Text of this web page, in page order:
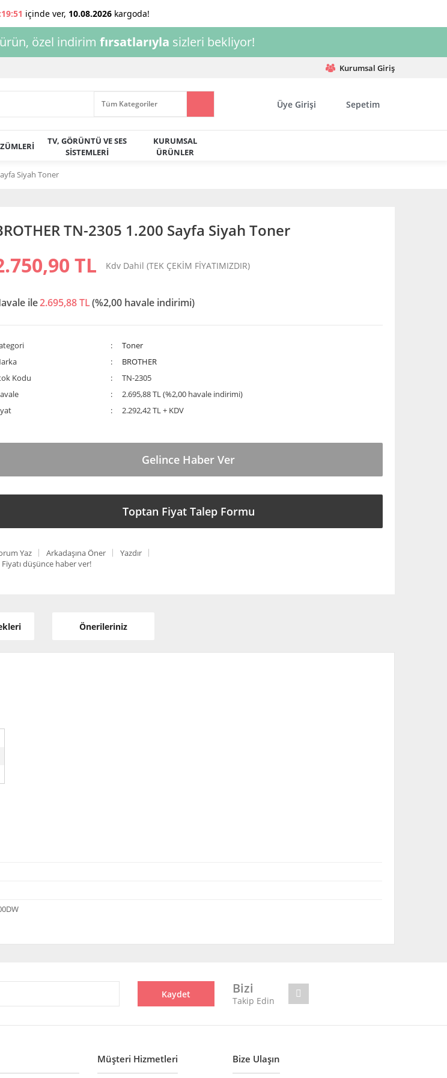
özel indirim fırsatlarıyla sizleri bekliyor!
Kurumsal Giriş
Üye Girişi Sepetim
TV, GÖRÜNTÜ VE SES
SİSTEMLERİ
KURUMSAL
ÜRÜNLER
Siyah Toner
TN-2305 1.200 Sayfa Siyah Toner
TL Kdv Dahil (TEK ÇEKİM FİYATIMIZDIR)
ile2.695,88 TL(%2,00 havale indirimi)
Toner
BROTHER
Kodu
TN-2305
2.695,88 TL (%2,00 havale indirimi)
2.292,42 TL + KDV
Gelince Haber Ver
Toptan Fiyat Talep Formu
Yaz Arkadaşına Öner
Yazdır
Fiyatı düşünce haber ver!
Önerileriniz
Kaydet Bizi
Takip Edin
Müşteri Hizmetleri Bize Ulaşın